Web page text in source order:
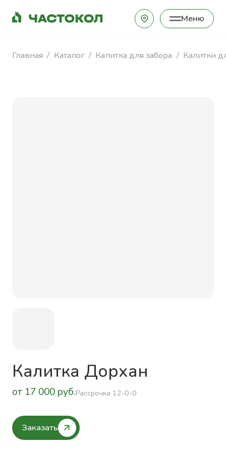
Меню
Закрыть
Главная Каталог Калитка для забора Калитки
Калитка Дорхан
от 17 000 руб.Рассрочка 12-0-0
Заказать